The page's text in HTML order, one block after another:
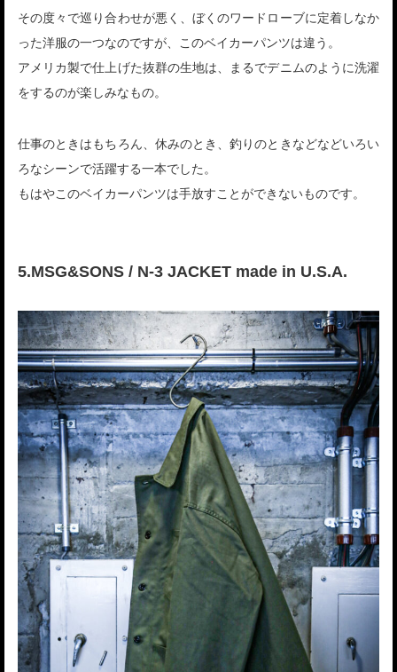
その度々で巡り合わせが悪く、ぼくのワードローブに定着しなか
った洋服の一つなのですが、このベイカーパンツは違う。
アメリカ製で仕上げた抜群の生地は、まるでデニムのように洗濯
をするのが楽しみなもの。
仕事のときはもちろん、休みのとき、釣りのときなどなどいろい
ろなシーンで活躍する一本でした。
もはやこのベイカーパンツは手放すことができないものです。
5.MSG&SONS / N-3 JACKET made in U.S.A.